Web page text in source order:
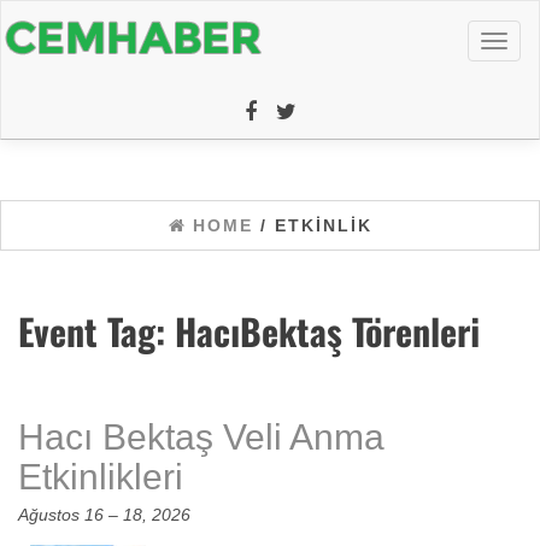
HOME / ETKINLIK
Event Tag: HacıBektaş Törenleri
Hacı Bektaş Veli Anma
Etkinlikleri
Ağustos 16 – 18, 2026